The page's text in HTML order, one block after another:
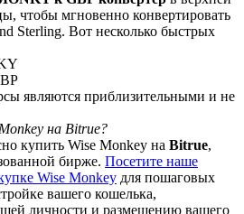
Win
prize pool
Users
чтобы мгновенно конвертировать
Sterling. Вот несколько быстрых
являются приблизительными и не
на Bitrue?
купить Wise Monkey на Bitrue,
бирже. Посетите наше
Wise Monkey для пошаговых
вашего кошелька,
личности и размещению вашего